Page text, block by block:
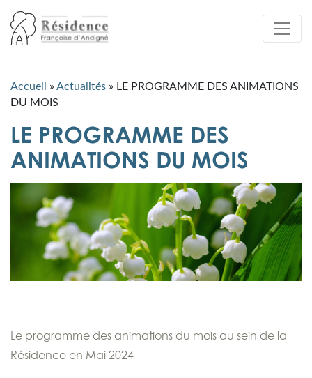
Accueil » Actualités » LE PROGRAMME DES ANIMATIONS
DU MOIS
LE PROGRAMME DES
ANIMATIONS DU MOIS
Le programme des animations du mois au sein de la
Résidence en Mai 2024